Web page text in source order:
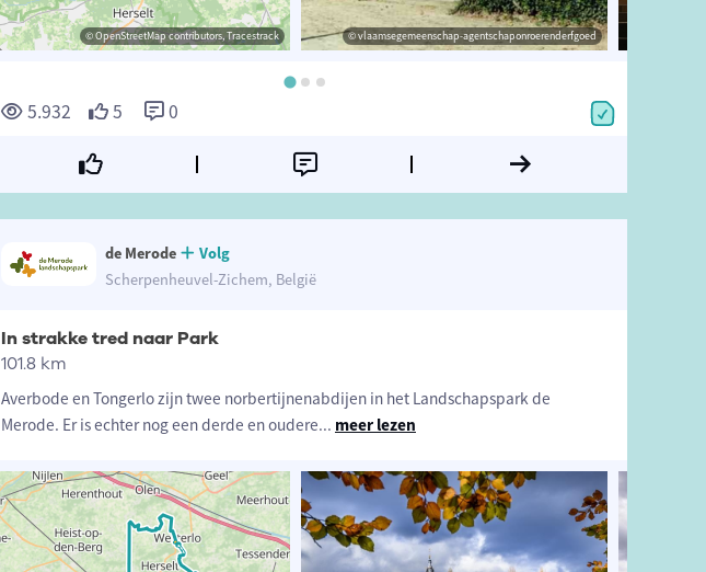
© Toerisme Diest © OpenStreetMap contributors, Tracestrack
© OpenStreetMap contributors, Tracestrack © vlaamsegemeenschap-agentschaponroerenderfgoed
5.932 5 0
de Merode
Volg
Scherpenheuvel-Zichem, België
In strakke tred naar Park
101.8 km
Averbode en Tongerlo zijn twee norbertijnenabdijen in het Landschapspark de
Merode. Er is echter nog een derde en oudere... meer lezen